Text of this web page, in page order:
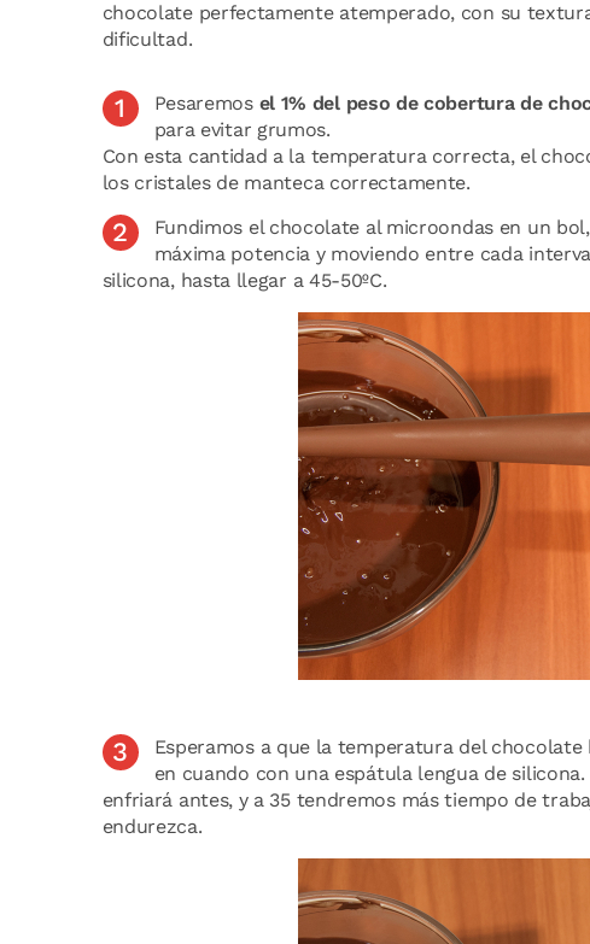
chocolate perfectamente atemperado, con su
dificultad.
Pesaremos el 1% del peso de cobertura de
para evitar grumos.
Con esta cantidad a la temperatura correcta, el
los cristales de manteca correctamente.
Fundimos el chocolate al microondas en un
máxima potencia y moviendo entre cada
silicona, hasta llegar a 45-50ºC.
Esperamos a que la temperatura del chocolate
en cuando con una espátula lengua de
enfriará antes, y a 35 tendremos más tiempo de
endurezca.